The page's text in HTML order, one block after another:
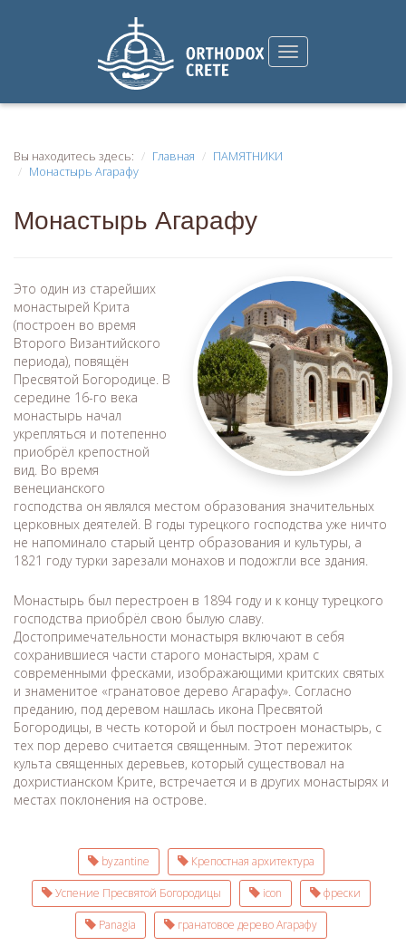
Вы находитесь здесь: Главная
ПАМЯТНИКИ
Монастырь Агарафу
Монастырь Агарафу
Это один из старейших
монастырей Крита
(построен во время
Второго Византийского
периода), повящён
Пресвятой Богородице. В
середине 16-го века
монастырь начал
укрепляться и потепенно
приобрёл крепостной
вид. Во время
венецианского
господства он являлся местом образования значительных
церковных деятелей. В годы турецкого господства уже ничто
не напоминало старый центр образования и культуры, а
1821 году турки зарезали монахов и подожгли все здания.
Монастырь был перестроен в 1894 году и к концу турецкого
господства приобрёл свою былую славу.
Достопримечательности монастыря включают в себя
сохранившиеся части старого монастыря, храм с
современными фресками, изображающими критских святых
и знаменитое «гранатовое дерево Агарафу». Согласно
преданию, под деревом нашлась икона Пресвятой
Богородицы, в честь которой и был построен монастырь, с
тех пор дерево считается священным. Этот пережиток
культа священных деревьев, который существовал на
дохристианском Крите, встречается и в других монастырях и
местах поклонения на острове.
byzantine Крепостная архитектура
Успение Пресвятой Богородицы icon фрески
Panagia гранатовое дерево Агарафу